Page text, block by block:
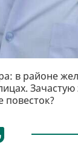
в районе
повесток?